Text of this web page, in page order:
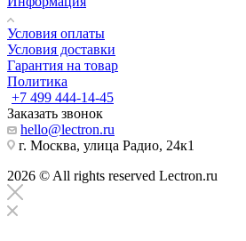
Условия оплаты
Условия доставки
Гарантия на товар
Политика
+7 499 444-14-45
Заказать звонок
hello@lectron.ru
г. Москва, улица Радио, 24к1
2026 © All rights reserved Lectron.ru